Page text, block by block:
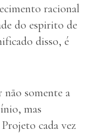
racional
do espirito de
disso, é
somente a
mas
cada vez